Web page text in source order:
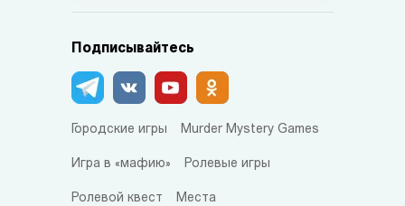
Подписывайтесь
Городские игры Murder Mystery Games
Игра в «мафию» Ролевые игры
Ролевой квест Места